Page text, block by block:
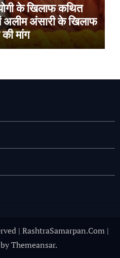
के खिलाफ कथित
अलीम अंसारी के खिलाफ
मांग
| RashtraSamarpan.Com |
byThemeansar.